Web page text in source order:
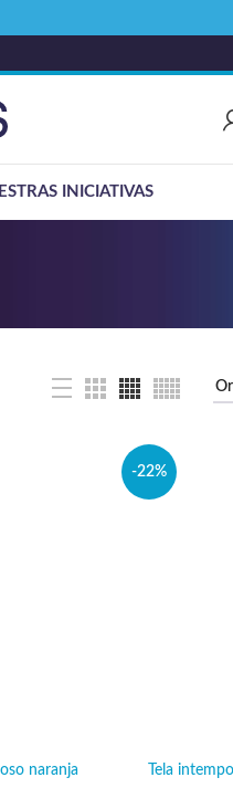
INICIATIVAS
naranja
-22%
Tela